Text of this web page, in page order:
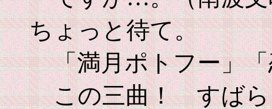
ちょっと待て。
「満月ポトフー」
この三曲！ すば